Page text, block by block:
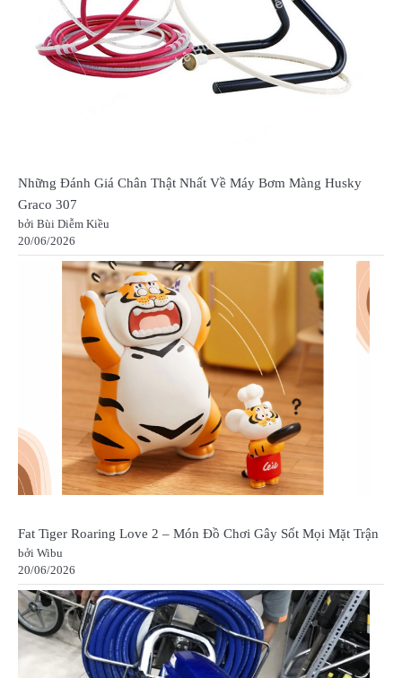
Những Đánh Giá Chân Thật Nhất Về Máy Bơm Màng Husky
Graco 307
bởi Bùi Diễm Kiều
20/06/2026
Fat Tiger Roaring Love 2 – Món Đồ Chơi Gây Sốt Mọi Mặt Trận
bởi Wibu
20/06/2026